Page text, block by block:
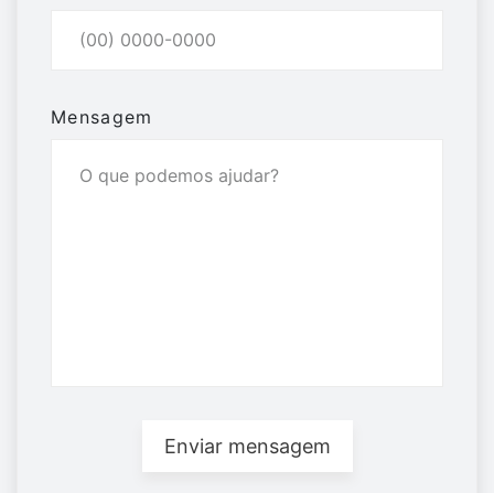
Mensagem
Enviar mensagem